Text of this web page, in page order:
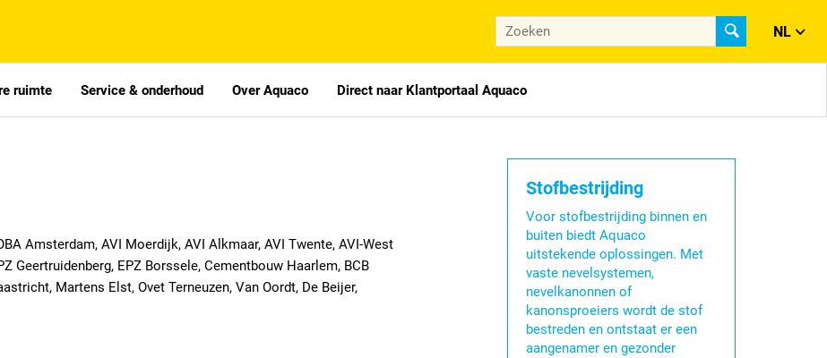
NL
ruimte Service & onderhoud Over Aquaco Direct naar Klantportaal Aquaco
Amsterdam, AVI Moerdijk, AVI Alkmaar, AVI Twente, AVI-West
Geertruidenberg, EPZ Borssele, Cementbouw Haarlem, BCB
Martens Elst, Ovet Terneuzen, Van Oordt, De Beijer,
Stofbestrijding
Voor stofbestrijding binnen en
buiten biedt Aquaco
uitstekende oplossingen. Met
vaste nevelsystemen,
nevelkanonnen of
kanonsproeiers wordt de stof
bestreden en ontstaat er een
aangenamer en gezonder